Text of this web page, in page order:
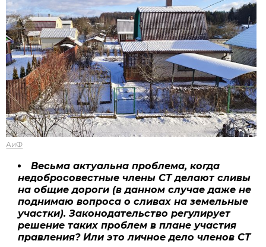
АиФ
Весьма актуальна проблема, когда
недобросовестные члены СТ делают сливы
на общие дороги (в данном случае даже не
поднимаю вопроса о сливах на земельные
участки). Законодательство регулирует
решение таких проблем в плане участия
правления? Или это личное дело членов СТ